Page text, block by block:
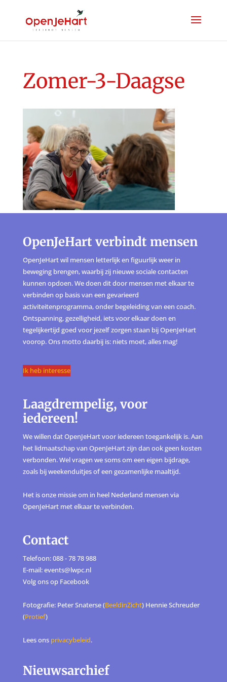
Zomer-3-Daagse
OpenJeHart verbindt mensen
OpenJeHart wil mensen letterlijk en figuurlijk weer in
beweging brengen, waarbij zij nieuwe sociale contacten
kunnen opdoen. We doen dit door mensen met elkaar te
verbinden op basis van een gevarieerd
activiteitenprogramma, onder begeleiding van een coach.
Ontspanning, gezelligheid, iets voor elkaar doen en
tegelijkertijd goed voor jezelf zorgen staan bij OpenJeHart
voorop. Ons motto daarbij is: niets moet, alles mag!
Ik heb interesse
Laagdrempelig, voor
iedereen!
We willen dat OpenJeHart voor iedereen toegankelijk is. Aan
het lidmaatschap van OpenJeHart zijn dan ook geen kosten
verbonden. Wel vragen we soms om een eigen bijdrage,
zoals bij weekenduitjes of een gezamenlijke maaltijd.
Het is onze missie om in heel Nederland mensen via
OpenJeHart met elkaar te verbinden.
Contact
Telefoon: 088 - 78 78 988
E-mail: events@lwpc.nl
Volg ons op Facebook
Fotografie: Peter Snaterse (BeeldinZicht) Hennie Schreuder
(Protief)
Lees ons privacybeleid.
Nieuwsarchief